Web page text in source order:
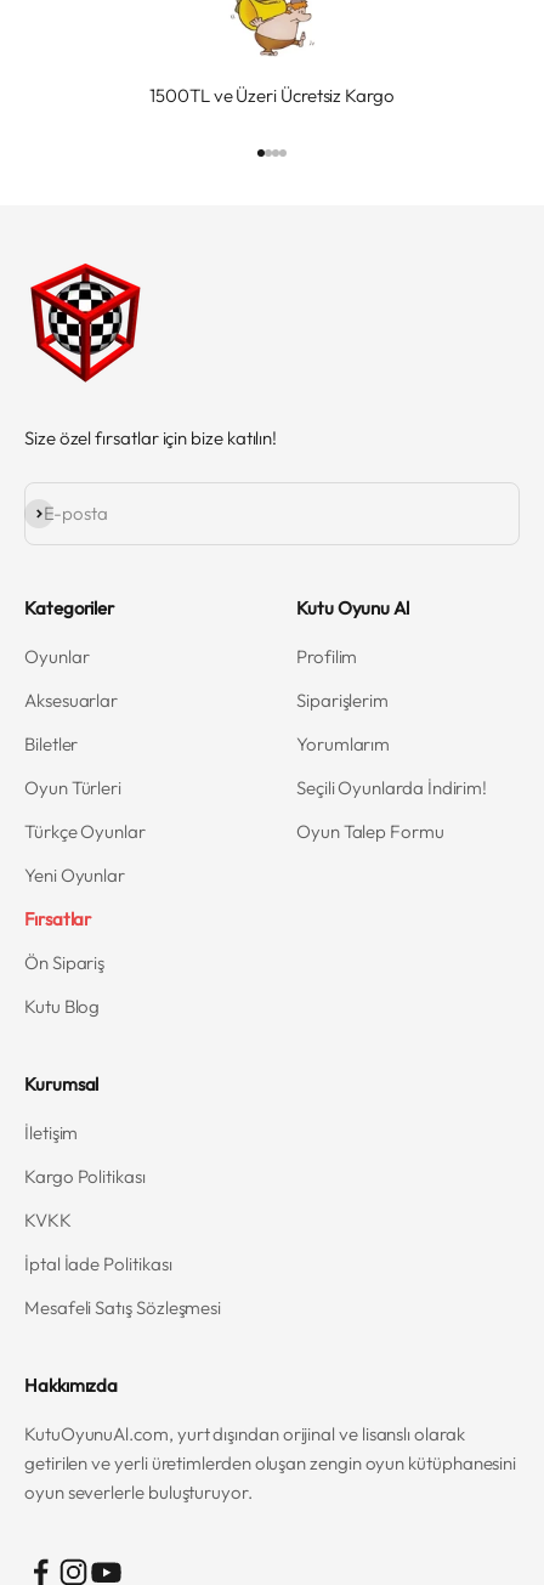
1500TL ve Üzeri Ücretsiz Kargo
Size özel fırsatlar için bize katılın!
E-posta
Abone ol
Kategoriler
Oyunlar
Aksesuarlar
Biletler
Oyun Türleri
Türkçe Oyunlar
Yeni Oyunlar
Fırsatlar
Ön Sipariş
Kutu Blog
Kutu Oyunu Al
Profilim
Siparişlerim
Yorumlarım
Seçili Oyunlarda İndirim!
Oyun Talep Formu
Kurumsal
İletişim
Kargo Politikası
KVKK
İptal İade Politikası
Mesafeli Satış Sözleşmesi
Hakkımızda
KutuOyunuAl.com, yurt dışından orijinal ve lisanslı olarak
getirilen ve yerli üretimlerden oluşan zengin oyun kütüphanesini
oyun severlerle buluşturuyor.